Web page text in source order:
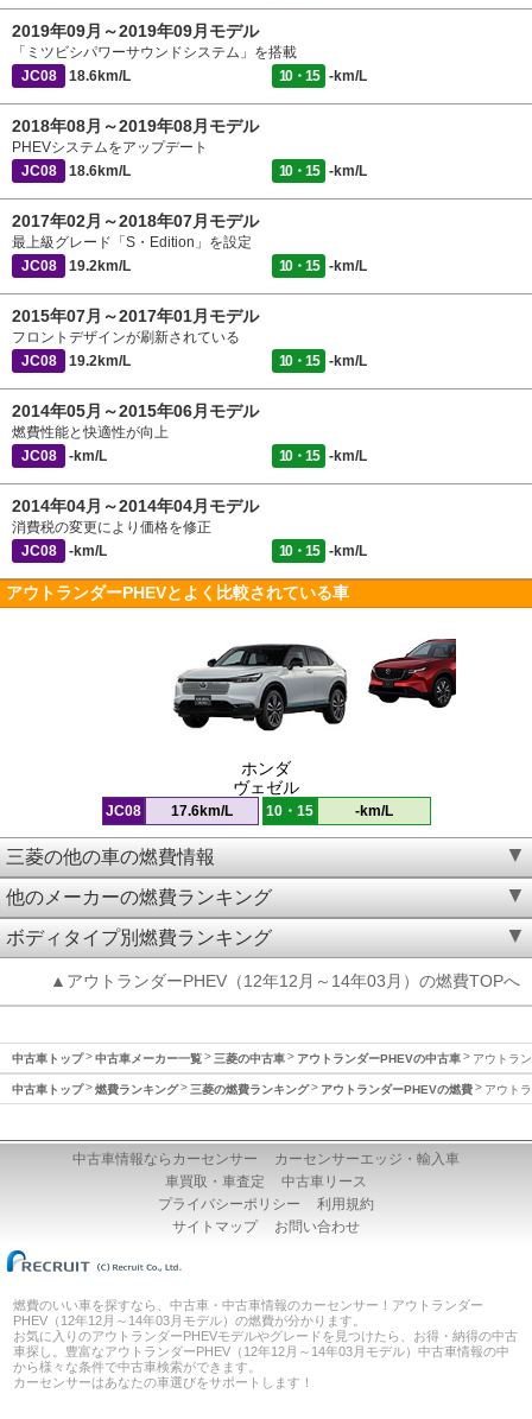
2019年09月～2019年09月モデル
「ミツビシパワーサウンドシステム」を搭載
JC08
18.6km/L 10・15 -km/L
2018年08月～2019年08月モデル
PHEVシステムをアップデート
JC08
18.6km/L 10・15 -km/L
2017年02月～2018年07月モデル
最上級グレード「S・Edition」を設定
JC08
19.2km/L 10・15 -km/L
2015年07月～2017年01月モデル
フロントデザインが刷新されている
JC08
19.2km/L 10・15 -km/L
2014年05月～2015年06月モデル
燃費性能と快適性が向上
JC08
-km/L 10・15 -km/L
2014年04月～2014年04月モデル
消費税の変更により価格を修正
JC08
-km/L 10・15 -km/L
アウトランダーPHEVとよく比較されている車
ホンダ
ヴェゼル
JC08 17.6km/L 10・15 -km/L
三菱の他の車の燃費情報
他のメーカーの燃費ランキング
ボディタイプ別燃費ランキング
▲アウトランダーPHEV（12年12月～14年03月）の燃費TOPへ
中古車トップ 中古車メーカー一覧 三菱の中古車 アウトランダーPHEVの中古車 アウトラ
中古車トップ 燃費ランキング 三菱の燃費ランキング アウトランダーPHEVの燃費 アウト
中古車情報ならカーセンサー
カーセンサーエッジ・輸入車
車買取・車査定
中古車リース
プライバシーポリシー
利用規約
サイトマップ
お問い合わせ
燃費のいい車を探すなら、中古車・中古車情報のカーセンサー！アウトランダー
PHEV（12年12月～14年03月モデル）の燃費が分かります。
お気に入りのアウトランダーPHEVモデルやグレードを見つけたら、お得・納得の中古
車探し。豊富なアウトランダーPHEV（12年12月～14年03月モデル）中古車情報の中
から様々な条件で中古車検索ができます。
カーセンサーはあなたの車選びをサポートします！